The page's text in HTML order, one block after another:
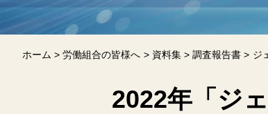
ホーム 労働組合の皆様へ 資料集 調査報告書 ジ
2022年「ジ